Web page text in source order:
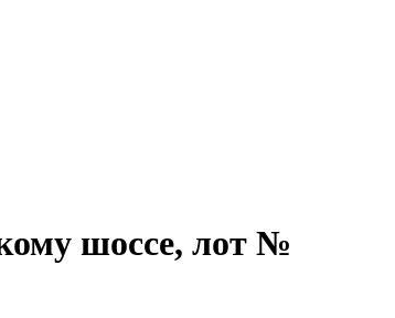
шоссе, лот №